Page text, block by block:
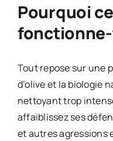
Pourquoi
Tout repose sur une
d’olive et la biologie
nettoyant trop
affaiblissez ses
et autres agressions